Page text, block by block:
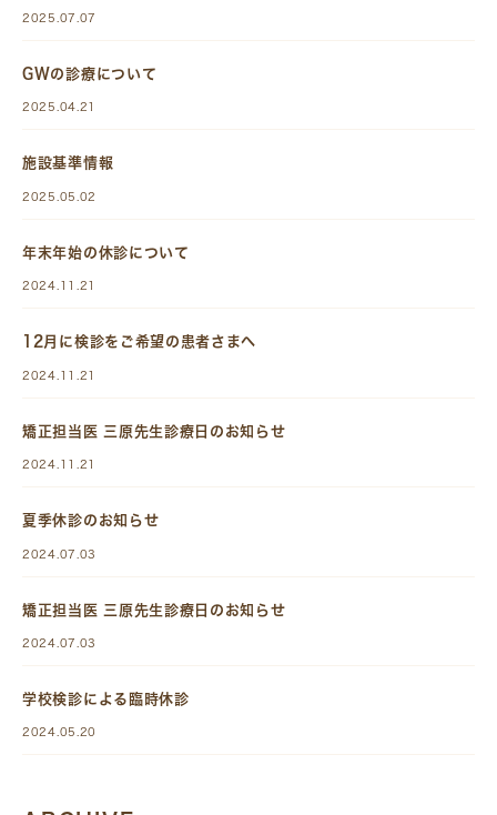
2025.07.07
GWの診療について
2025.04.21
施設基準情報
2025.05.02
年末年始の休診について
2024.11.21
12月に検診をご希望の患者さまへ
2024.11.21
矯正担当医 三原先生診療日のお知らせ
2024.11.21
夏季休診のお知らせ
2024.07.03
矯正担当医 三原先生診療日のお知らせ
2024.07.03
学校検診による臨時休診
2024.05.20